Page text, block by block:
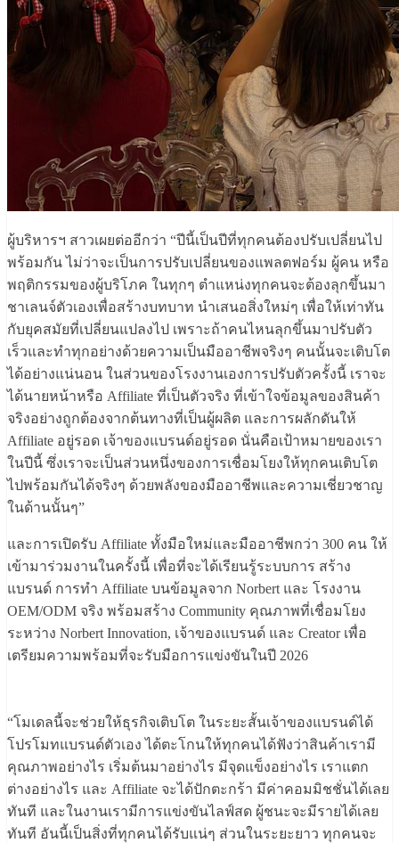
ผู้บริหารฯ สาวเผยต่ออีกว่า “ปีนี้เป็นปีที่ทุกคนต้องปรับเปลี่ยนไป
พร้อมกัน ไม่ว่าจะเป็นการปรับเปลี่ยนของแพลตฟอร์ม ผู้คน หรือ
พฤติกรรมของผู้บริโภค ในทุกๆ ตำแหน่งทุกคนจะต้องลุกขึ้นมา
ชาเลนจ์ตัวเองเพื่อสร้างบทบาท นำเสนอสิ่งใหม่ๆ เพื่อให้เท่าทัน
กับยุคสมัยที่เปลี่ยนแปลงไป เพราะถ้าคนไหนลุกขึ้นมาปรับตัว
เร็วและทำทุกอย่างด้วยความเป็นมืออาชีพจริงๆ คนนั้นจะเติบโต
ได้อย่างแน่นอน ในส่วนของโรงงานเองการปรับตัวครั้งนี้ เราจะ
ได้นายหน้าหรือ Affiliate ที่เป็นตัวจริง ที่เข้าใจข้อมูลของสินค้า
จริงอย่างถูกต้องจากต้นทางที่เป็นผู้ผลิต และการผลักดันให้
Affiliate อยู่รอด เจ้าของแบรนด์อยู่รอด นั่นคือเป้าหมายของเรา
ในปีนี้ ซึ่งเราจะเป็นส่วนหนึ่งของการเชื่อมโยงให้ทุกคนเติบโต
ไปพร้อมกันได้จริงๆ ด้วยพลังของมืออาชีพและความเชี่ยวชาญ
ในด้านนั้นๆ”
และการเปิดรับ Affiliate ทั้งมือใหม่และมืออาชีพกว่า 300 คน ให้
เข้ามาร่วมงานในครั้งนี้ เพื่อที่จะได้เรียนรู้ระบบการ สร้าง
แบรนด์ การทำ Affiliate บนข้อมูลจาก Norbert และ โรงงาน
OEM/ODM จริง พร้อมสร้าง Community คุณภาพที่เชื่อมโยง
ระหว่าง Norbert Innovation, เจ้าของแบรนด์ และ Creator เพื่อ
เตรียมความพร้อมที่จะรับมือการแข่งขันในปี 2026
“โมเดลนี้จะช่วยให้ธุรกิจเติบโต ในระยะสั้นเจ้าของแบรนด์ได้
โปรโมทแบรนด์ตัวเอง ได้ตะโกนให้ทุกคนได้ฟังว่าสินค้าเรามี
คุณภาพอย่างไร เริ่มต้นมาอย่างไร มีจุดแข็งอย่างไร เราแตก
ต่างอย่างไร และ Affiliate จะได้ปักตะกร้า มีค่าคอมมิชชั่นได้เลย
ทันที และในงานเรามีการแข่งขันไลฟ์สด ผู้ชนะจะมีรายได้เลย
ทันที อันนี้เป็นสิ่งที่ทุกคนได้รับแน่ๆ ส่วนในระยะยาว ทุกคนจะ